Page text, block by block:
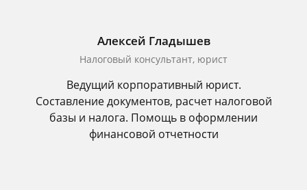
Алексей Гладышев
Налоговый консультант, юрист
Ведущий корпоративный юрист.
Составление документов, расчет налоговой
базы и налога. Помощь в оформлении
финансовой отчетности